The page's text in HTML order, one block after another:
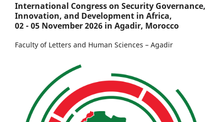
International Congress on Security Governance,
Innovation, and Development in Africa,
02 - 05 November 2026 in Agadir, Morocco
Faculty of Letters and Human Sciences – Agadir